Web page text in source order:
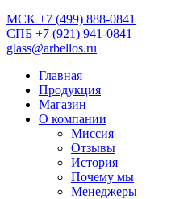
МСК +7 (499) 888-0841
СПБ +7 (921) 941-0841
glass@arbellos.ru
Главная
Продукция
Магазин
О компании
Миссия
Отзывы
История
Почему мы
Менеджеры